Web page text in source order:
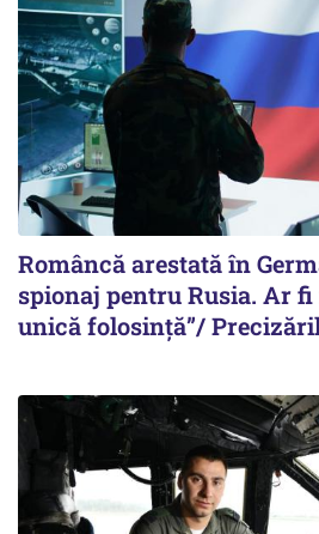
Româncă arestată în
spionaj pentru Rusia. Ar fi
unică folosință”/